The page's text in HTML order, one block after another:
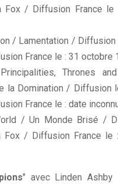
Fox / Diffusion France le
/ Lamentation / Diffusion
France le : 31 octobre
Thrones
la Domination / Diffusion
France le : date
/ Un Monde Brisé /
Fox / Diffusion France le
" avec Linden